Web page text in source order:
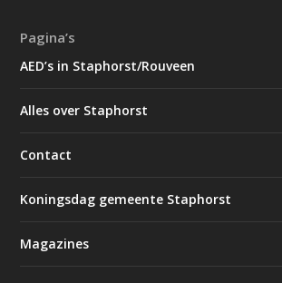
Pagina’s
AED’s in Staphorst/Rouveen
Alles over Staphorst
Contact
Koningsdag gemeente Staphorst
Magazines